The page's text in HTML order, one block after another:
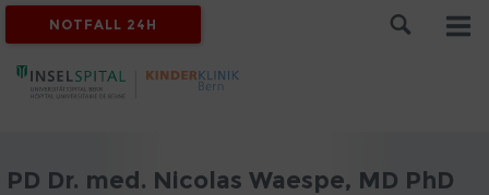
NOTFALL 24H
PD Dr. med. Nicolas Waespe, MD PhD